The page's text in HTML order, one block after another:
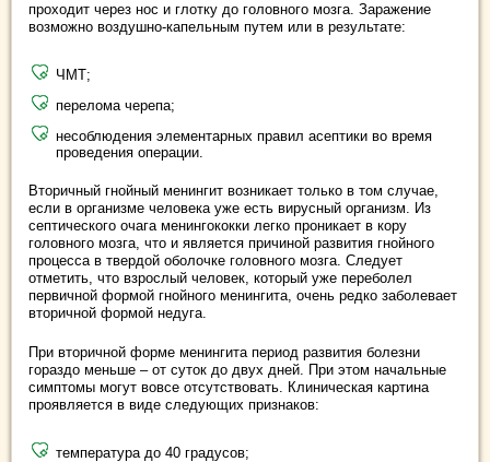
проходит через нос и глотку до головного мозга. Заражение
возможно воздушно-капельным путем или в результате:
ЧМТ;
перелома черепа;
несоблюдения элементарных правил асептики во время
проведения операции.
Вторичный гнойный менингит возникает только в том случае,
если в организме человека уже есть вирусный организм. Из
септического очага менингококки легко проникает в кору
головного мозга, что и является причиной развития гнойного
процесса в твердой оболочке головного мозга. Следует
отметить, что взрослый человек, который уже переболел
первичной формой гнойного менингита, очень редко заболевает
вторичной формой недуга.
При вторичной форме менингита период развития болезни
гораздо меньше – от суток до двух дней. При этом начальные
симптомы могут вовсе отсутствовать. Клиническая картина
проявляется в виде следующих признаков:
температура до 40 градусов;